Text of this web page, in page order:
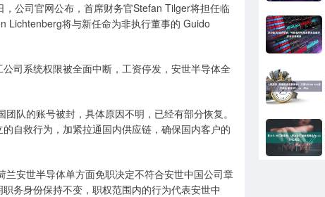
公司官网公布，首席财务官Stefan Tilger将担任临
Lichtenberg将与新任命为非执行董事的 Guido
司系统权限被全面中断，工资停发，安世半导体全
的账号被封，具体原因不明，已经有部分恢复。
自救行为，加紧拉通国内供应链，确保国内客户的
安世半导体单方面免职决定不符合安世中国公司章
务身份保持不变，职权范围内的行为代表安世中